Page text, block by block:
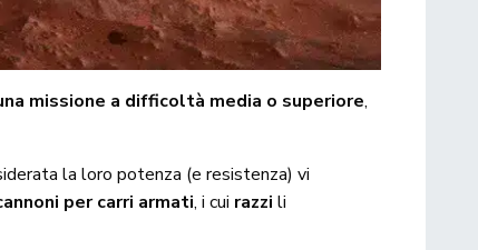
missione a difficoltà media o superiore,
la loro potenza (e resistenza) vi
per carri armati, i cui razzi li